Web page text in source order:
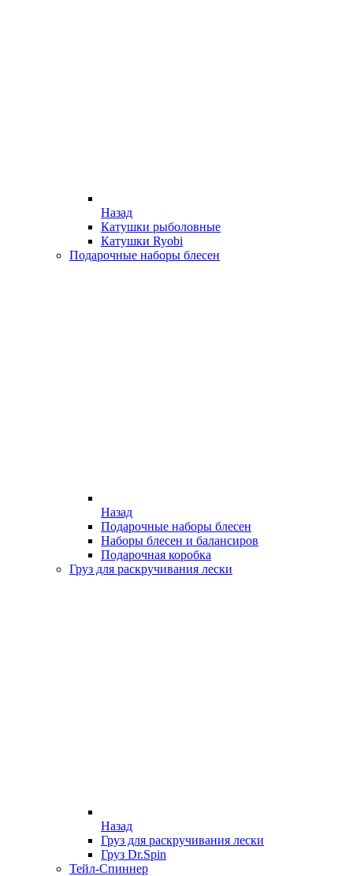
Назад
Катушки рыболовные
Катушки Ryobi
Подарочные наборы блесен
Назад
Подарочные наборы блесен
Наборы блесен и балансиров
Подарочная коробка
Груз для раскручивания лески
Назад
Груз для раскручивания лески
Груз Dr.Spin
Тейл-Спиннер